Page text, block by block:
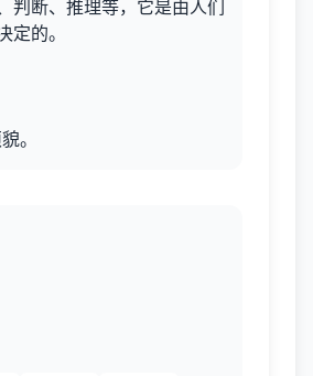
判断、推理等，它是由人们
定的。
。